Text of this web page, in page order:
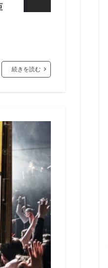
続きを読む